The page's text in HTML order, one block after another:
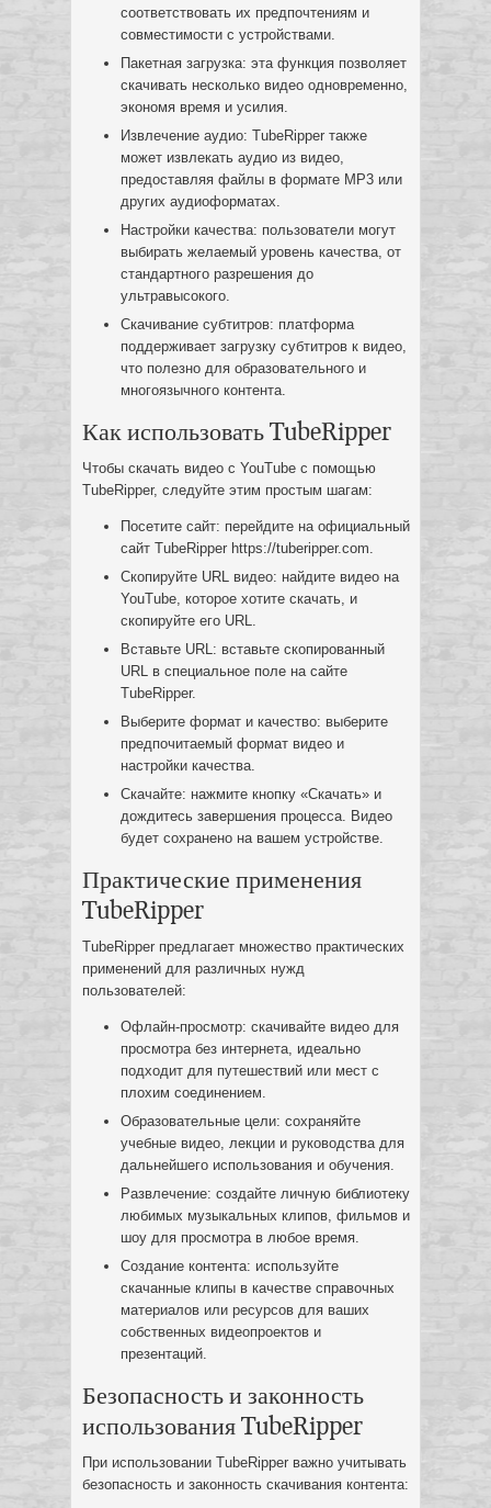
соответствовать их предпочтениям и
совместимости с устройствами.
Пакетная загрузка: эта функция позволяет
скачивать несколько видео одновременно,
экономя время и усилия.
Извлечение аудио: TubeRipper также
может извлекать аудио из видео,
предоставляя файлы в формате MP3 или
других аудиоформатах.
Настройки качества: пользователи могут
выбирать желаемый уровень качества, от
стандартного разрешения до
ультравысокого.
Скачивание субтитров: платформа
поддерживает загрузку субтитров к видео,
что полезно для образовательного и
многоязычного контента.
Как использовать TubeRipper
Чтобы скачать видео с YouTube с помощью
TubeRipper, следуйте этим простым шагам:
Посетите сайт: перейдите на официальный
сайт TubeRipper https://tuberipper.com.
Скопируйте URL видео: найдите видео на
YouTube, которое хотите скачать, и
скопируйте его URL.
Вставьте URL: вставьте скопированный
URL в специальное поле на сайте
TubeRipper.
Выберите формат и качество: выберите
предпочитаемый формат видео и
настройки качества.
Скачайте: нажмите кнопку «Скачать» и
дождитесь завершения процесса. Видео
будет сохранено на вашем устройстве.
Практические применения
TubeRipper
TubeRipper предлагает множество практических
применений для различных нужд
пользователей:
Офлайн-просмотр: скачивайте видео для
просмотра без интернета, идеально
подходит для путешествий или мест с
плохим соединением.
Образовательные цели: сохраняйте
учебные видео, лекции и руководства для
дальнейшего использования и обучения.
Развлечение: создайте личную библиотеку
любимых музыкальных клипов, фильмов и
шоу для просмотра в любое время.
Создание контента: используйте
скачанные клипы в качестве справочных
материалов или ресурсов для ваших
собственных видеопроектов и
презентаций.
Безопасность и законность
использования TubeRipper
При использовании TubeRipper важно учитывать
безопасность и законность скачивания контента: